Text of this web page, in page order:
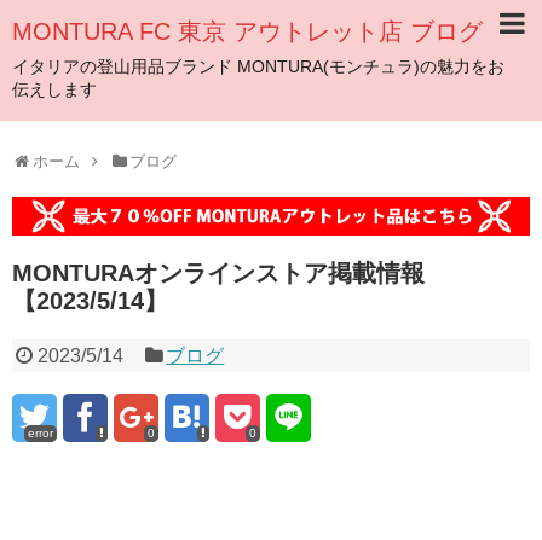
MONTURA FC 東京 アウトレット店 ブログ
イタリアの登山用品ブランド MONTURA(モンチュラ)の魅力をお
伝えします
ホーム ブログ
MONTURAオンラインストア掲載情報
【2023/5/14】
2023/5/14 ブログ
error 0 0